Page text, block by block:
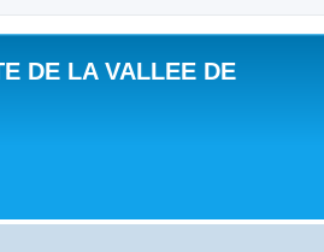
DE LA VALLEE DE